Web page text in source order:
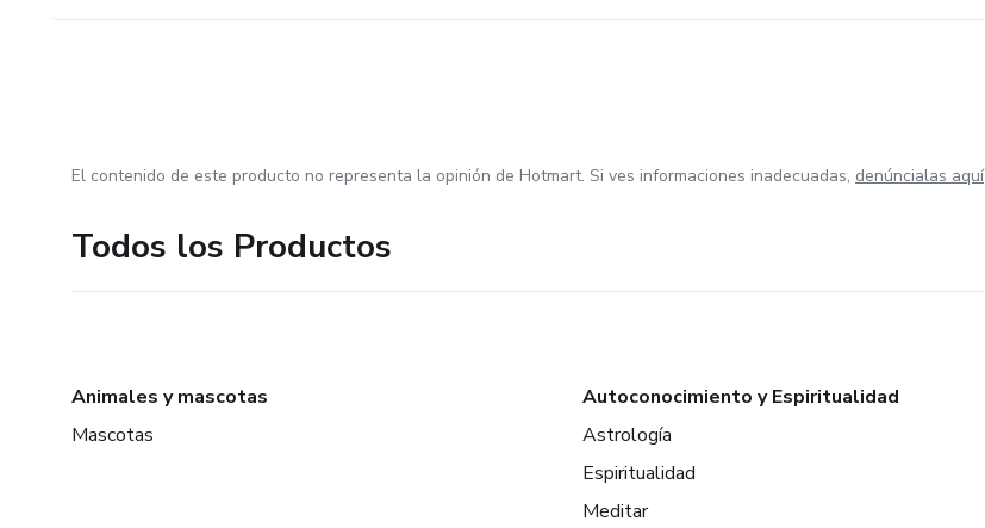
El contenido de este producto no representa la opinión de Hotmart. Si ves informaciones inadecuadas, denúncialas aquí
Todos los Productos
Animales y mascotas
Mascotas
Autoconocimiento y Espiritualidad
Astrología
Espiritualidad
Meditar